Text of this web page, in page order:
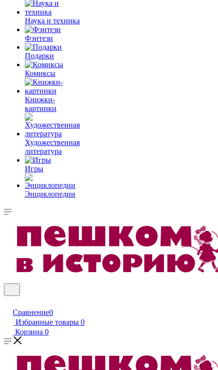
Наука и техника
Фэнтези
Подарки
Комиксы
Книжки-
картинки
Художественная
литература
Игры
Энциклопедии
Сравнение0
Избранные товары 0
Корзина 0